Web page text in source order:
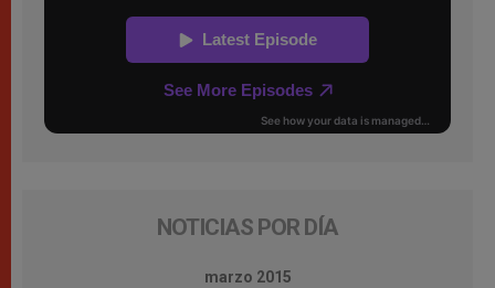
NOTICIAS POR DÍA
marzo 2015